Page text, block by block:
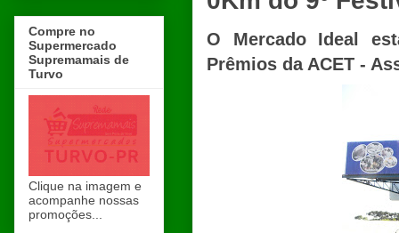
O Mercado Ideal
Prêmios da ACET -
Compre no
Supermercado
Supremamais de
Turvo
Clique na imagem e
acompanhe nossas
promoções...